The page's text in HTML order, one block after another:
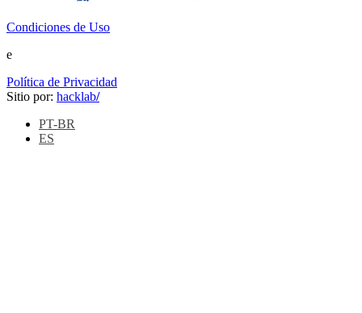
Condiciones de Uso
e
Política de Privacidad
Sitio por: hacklab/
PT-BR
ES